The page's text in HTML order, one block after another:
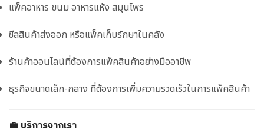
แพ็คอาหาร ขนม อาหารแห้ง สมุนไพร
ซีลสินค้าส่งออก หรือแพ็คเก็บรักษาในคลัง
ร้านค้าออนไลน์ที่ต้องการแพ็คสินค้าอย่างมืออาชีพ
ธุรกิจขนาดเล็ก-กลาง ที่ต้องการเพิ่มความรวดเร็วในการแพ็คสินค้า
💼 บริการจากเรา